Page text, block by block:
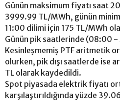
Günün maksimum fiyatı saat
3999.99 TL/MWh, günün
11:00 dilimi için 175 TL/MWh
Günün pik saatlerinde (08:00 -
Kesinleşmemiş PTF aritmetik
olurken, pik dışı saatlerde ise
TL olarak kaydedildi.
Spot piyasada elektrik fiyatı
karşılaştırıldığında yüzde